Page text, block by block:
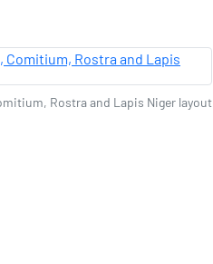
Rostra and Lapis Niger layout